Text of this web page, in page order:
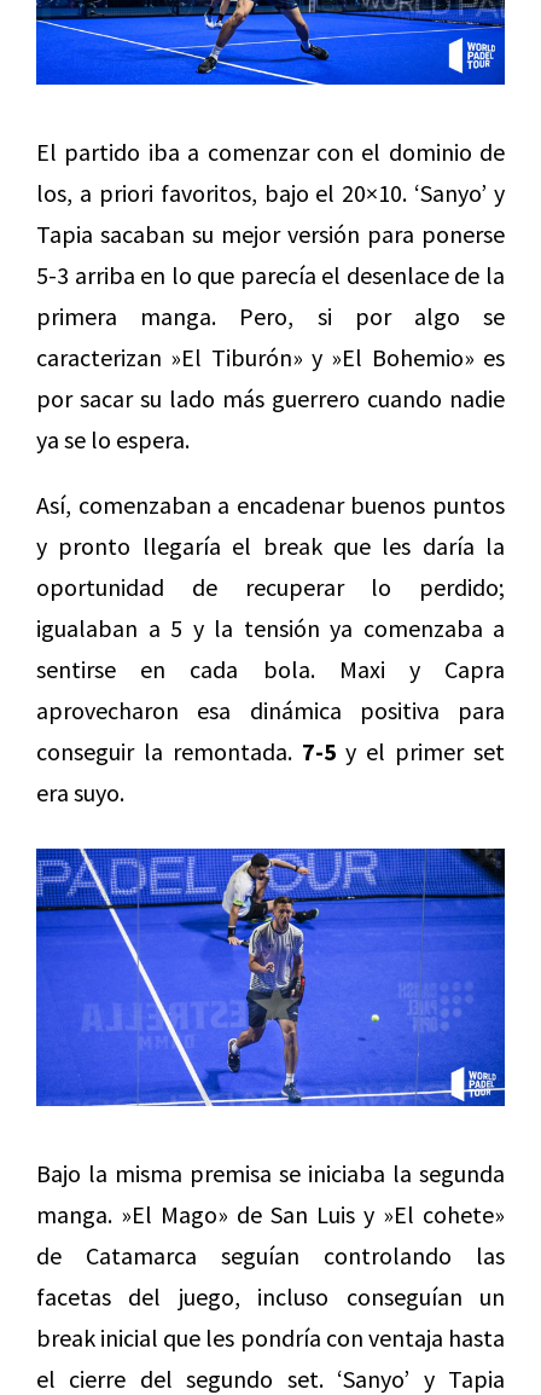
El partido iba a comenzar con el dominio de
los, a priori favoritos, bajo el 20×10. ‘Sanyo’ y
Tapia sacaban su mejor versión para ponerse
5-3 arriba en lo que parecía el desenlace de la
primera manga. Pero, si por algo se
caracterizan »El Tiburón» y »El Bohemio» es
por sacar su lado más guerrero cuando nadie
ya se lo espera.
Así, comenzaban a encadenar buenos puntos
y pronto llegaría el break que les daría la
oportunidad de recuperar lo perdido;
igualaban a 5 y la tensión ya comenzaba a
sentirse en cada bola. Maxi y Capra
aprovecharon esa dinámica positiva para
conseguir la remontada. 7-5 y el primer set
era suyo.
Bajo la misma premisa se iniciaba la segunda
manga. »El Mago» de San Luis y »El cohete»
de Catamarca seguían controlando las
facetas del juego, incluso conseguían un
break inicial que les pondría con ventaja hasta
el cierre del segundo set. ‘Sanyo’ y Tapia